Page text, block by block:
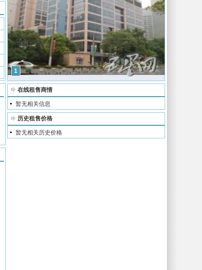
1
在线租售商情
暂无相关信息
历史租售价格
暂无相关历史价格